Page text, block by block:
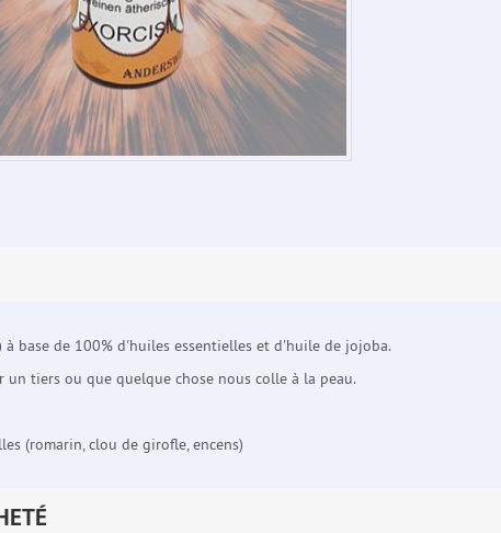
à base de 100% d'huiles essentielles et d'huile de jojoba.
tiers ou que quelque chose nous colle à la peau.
(romarin, clou de girofle, encens)